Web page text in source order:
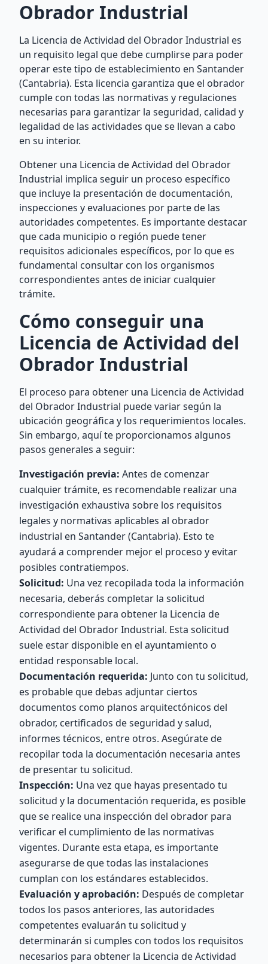
Obrador Industrial
La Licencia de Actividad del Obrador Industrial es
un requisito legal que debe cumplirse para poder
operar este tipo de establecimiento en Santander
(Cantabria). Esta licencia garantiza que el obrador
cumple con todas las normativas y regulaciones
necesarias para garantizar la seguridad, calidad y
legalidad de las actividades que se llevan a cabo
en su interior.
Obtener una Licencia de Actividad del Obrador
Industrial implica seguir un proceso específico
que incluye la presentación de documentación,
inspecciones y evaluaciones por parte de las
autoridades competentes. Es importante destacar
que cada municipio o región puede tener
requisitos adicionales específicos, por lo que es
fundamental consultar con los organismos
correspondientes antes de iniciar cualquier
trámite.
Cómo conseguir una
Licencia de Actividad del
Obrador Industrial
El proceso para obtener una Licencia de Actividad
del Obrador Industrial puede variar según la
ubicación geográfica y los requerimientos locales.
Sin embargo, aquí te proporcionamos algunos
pasos generales a seguir:
Investigación previa: Antes de comenzar
cualquier trámite, es recomendable realizar una
investigación exhaustiva sobre los requisitos
legales y normativas aplicables al obrador
industrial en Santander (Cantabria). Esto te
ayudará a comprender mejor el proceso y evitar
posibles contratiempos.
Solicitud: Una vez recopilada toda la información
necesaria, deberás completar la solicitud
correspondiente para obtener la Licencia de
Actividad del Obrador Industrial. Esta solicitud
suele estar disponible en el ayuntamiento o
entidad responsable local.
Documentación requerida: Junto con tu solicitud,
es probable que debas adjuntar ciertos
documentos como planos arquitectónicos del
obrador, certificados de seguridad y salud,
informes técnicos, entre otros. Asegúrate de
recopilar toda la documentación necesaria antes
de presentar tu solicitud.
Inspección: Una vez que hayas presentado tu
solicitud y la documentación requerida, es posible
que se realice una inspección del obrador para
verificar el cumplimiento de las normativas
vigentes. Durante esta etapa, es importante
asegurarse de que todas las instalaciones
cumplan con los estándares establecidos.
Evaluación y aprobación: Después de completar
todos los pasos anteriores, las autoridades
competentes evaluarán tu solicitud y
determinarán si cumples con todos los requisitos
necesarios para obtener la Licencia de Actividad